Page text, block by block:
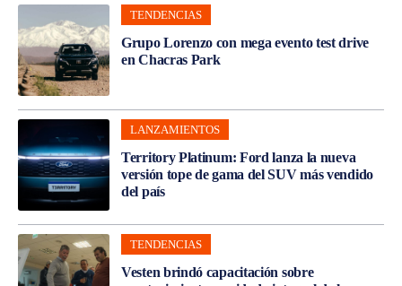
TENDENCIAS
Grupo Lorenzo con mega evento test drive
en Chacras Park
LANZAMIENTOS
Territory Platinum: Ford lanza la nueva
versión tope de gama del SUV más vendido
del país
TENDENCIAS
Vesten brindó capacitación sobre